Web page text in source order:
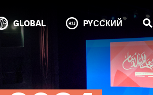
GLOBAL PYССКИЙ